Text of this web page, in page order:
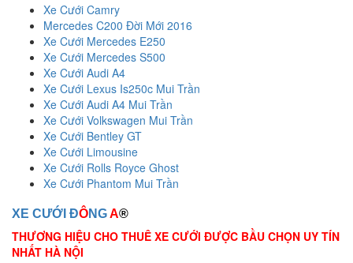
Xe Cưới Camry
Mercedes C200 Đời Mới 2016
Xe Cưới Mercedes E250
Xe Cưới Mercedes S500
Xe Cưới Audi A4
Xe Cưới Lexus Is250c Mui Trần
Xe Cưới Audi A4 Mui Trần
Xe Cưới Volkswagen Mui Trần
Xe Cưới Bentley GT
Xe Cưới Limousine
Xe Cưới Rolls Royce Ghost
Xe Cưới Phantom Mui Trần
XE CƯỚI ĐÔNGA®
THƯƠNG HIỆU CHO THUÊ XE CƯỚI ĐƯỢC BẦU CHỌN UY TÍN
NHẤT HÀ NỘI